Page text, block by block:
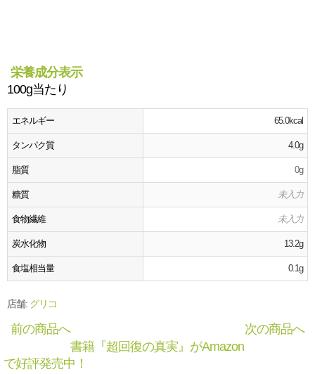
栄養成分表示
100g当たり
エネルギー 65.0kcal
タンパク質 4.0g
脂質 0g
糖質 未入力
食物繊維 未入力
炭水化物 13.2g
食塩相当量 0.1g
店舗: グリコ
前の商品へ
次の商品へ
書籍『超回復の真実』がAmazon
で好評発売中！